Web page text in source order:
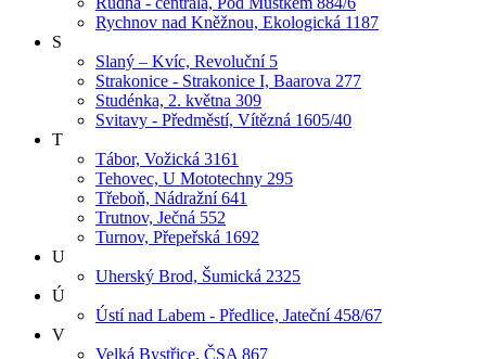
Rychnov nad Kněžnou, Ekologická 1187
S
Slaný – Kvíc, Revoluční 5
Strakonice - Strakonice I, Baarova 277
Studénka, 2. května 309
Svitavy - Předměstí, Vítězná 1605/40
T
Tábor, Vožická 3161
Tehovec, U Mototechny 295
Třeboň, Nádražní 641
Trutnov, Ječná 552
Turnov, Přepeřská 1692
U
Uherský Brod, Šumická 2325
Ú
Ústí nad Labem - Předlice, Jateční 458/67
V
Velká Bystřice, ČSA 867